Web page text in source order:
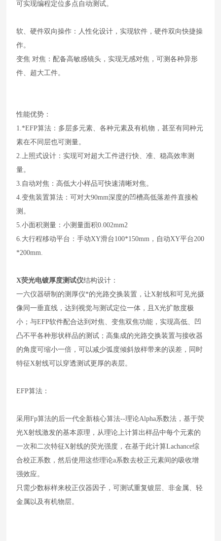
可实现编程定位多点自动测试。
软、硬件双向操作：人性化设计，实现软件，硬件双向快捷操
作。
变焦 对焦：配备高敏感镜头，实现无感对焦，可测各种异形
件、超大工件。
性能优势：
1.*EFP算法：多层多元素、各种元素及有机物，甚至有同种元
素在不同层也可测量。
2.上照式设计：实现可对超大工件进行快、准、稳高效率测
量。
3.自动对焦：高低大小样品可快速清晰对焦。
4.变焦装置算法：可对大90mm深度的凹槽高低落差件直接检
测。
5.小面积测量：小测量面积0.002mm2
6.大行程移动平台：手动XY滑台100*150mm，自动XY平台200
*200mm.
X荧光电镀厚度测试仪结构设计：
一六仪器研制的测厚仪*的光路交换装置，让X射线和可见光摄
像同一垂直线，达到视觉与测试定位一体，且X光扩散度极
小；与EFP软件配合达到对焦、变焦双焦功能，实现高低、凹
凸不平各种形状样品的测试；高集成的光路交换装置与接收器
的角度可缩小一倍，可以减少弧度倾斜放样带来的误差，同时
特征X射线可以穿透测试更厚的表层。
EFP算法：
采用Fp算法的后一代全新核心算法--理论Alpha系数法，基于荧
光X射线激发的基本原理，从理论上计算出样品中每个元素的
一次和二次特征X射线的荧光强度，在基于此计算Lachance综
合校正系数，然后使用这些理论a系数去校正元素间的吸收增
强效应。
只需少数标样来校正仪器因子，可测试重复镀层、非金属、轻
金属以及有机物层。